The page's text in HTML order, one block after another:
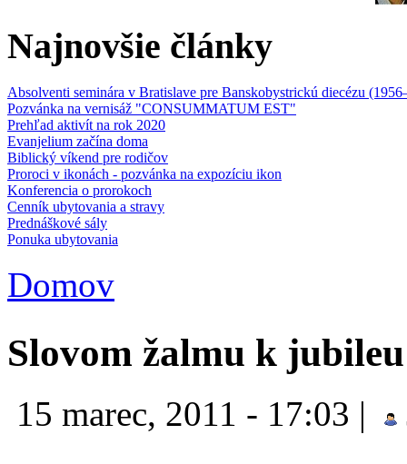
Najnovšie články
Absolventi seminára v Bratislave pre Banskobystrickú diecézu
Pozvánka na vernisáž "CONSUMMATUM EST"
Prehľad aktivít na rok 2020
Evanjelium začína doma
Biblický víkend pre rodičov
Proroci v ikonách - pozvánka na expozíciu ikon
Konferencia o prorokoch
Cenník ubytovania a stravy
Prednáškové sály
Ponuka ubytovania
Nachádzate sa tu
Domov
Slovom žalmu k
15 marec, 2011 - 17:03 |